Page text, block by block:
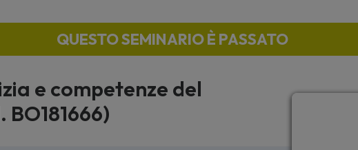
QUESTO SEMINARIO È PASSATO
e competenze del